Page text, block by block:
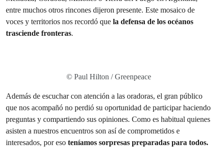
entre muchos otros rincones dijeron presente. Este mosaico de
voces y territorios nos recordó que la defensa de los océanos
trasciende fronteras.
© Paul Hilton / Greenpeace
Además de escuchar con atención a las oradoras, el gran público
que nos acompañó no perdió su oportunidad de participar haciendo
preguntas y compartiendo sus opiniones. Como es habitual quienes
asisten a nuestros encuentros son así de comprometidos e
interesados, por eso teníamos sorpresas preparadas para todos.